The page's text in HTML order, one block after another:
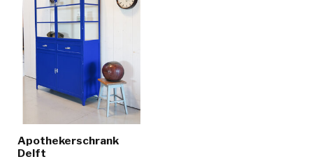
Apothekerschrank
Delft